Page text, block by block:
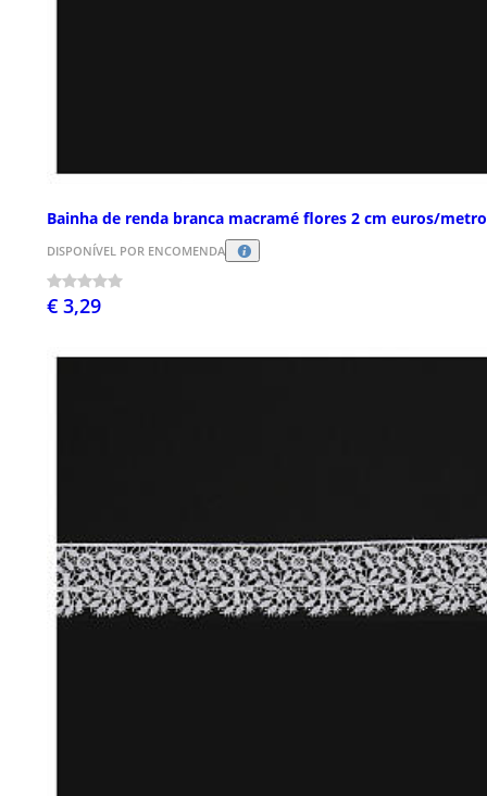
Bainha de renda branca macramé flores 2 cm euros/metro
DISPONÍVEL POR ENCOMENDA
€ 3,29